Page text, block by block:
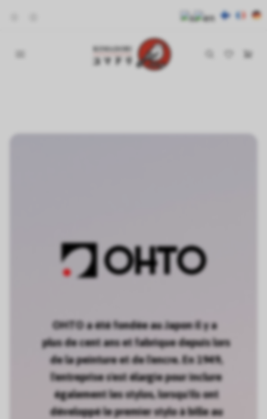
OHTO a été fondée au Japon il y a
plus de cent ans et fabrique depuis lors
de la peinture et de l'encre. En 1949,
l'entreprise s'est élargie pour inclure
également les stylos, lorsqu'ils ont
développé le premier stylo à bille au